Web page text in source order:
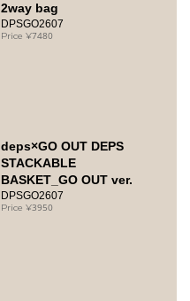
2way bag
DPSGO2607
7480
deps×GO OUT DEPS
STACKABLE
BASKET_GO OUT ver.
DPSGO2607
3950